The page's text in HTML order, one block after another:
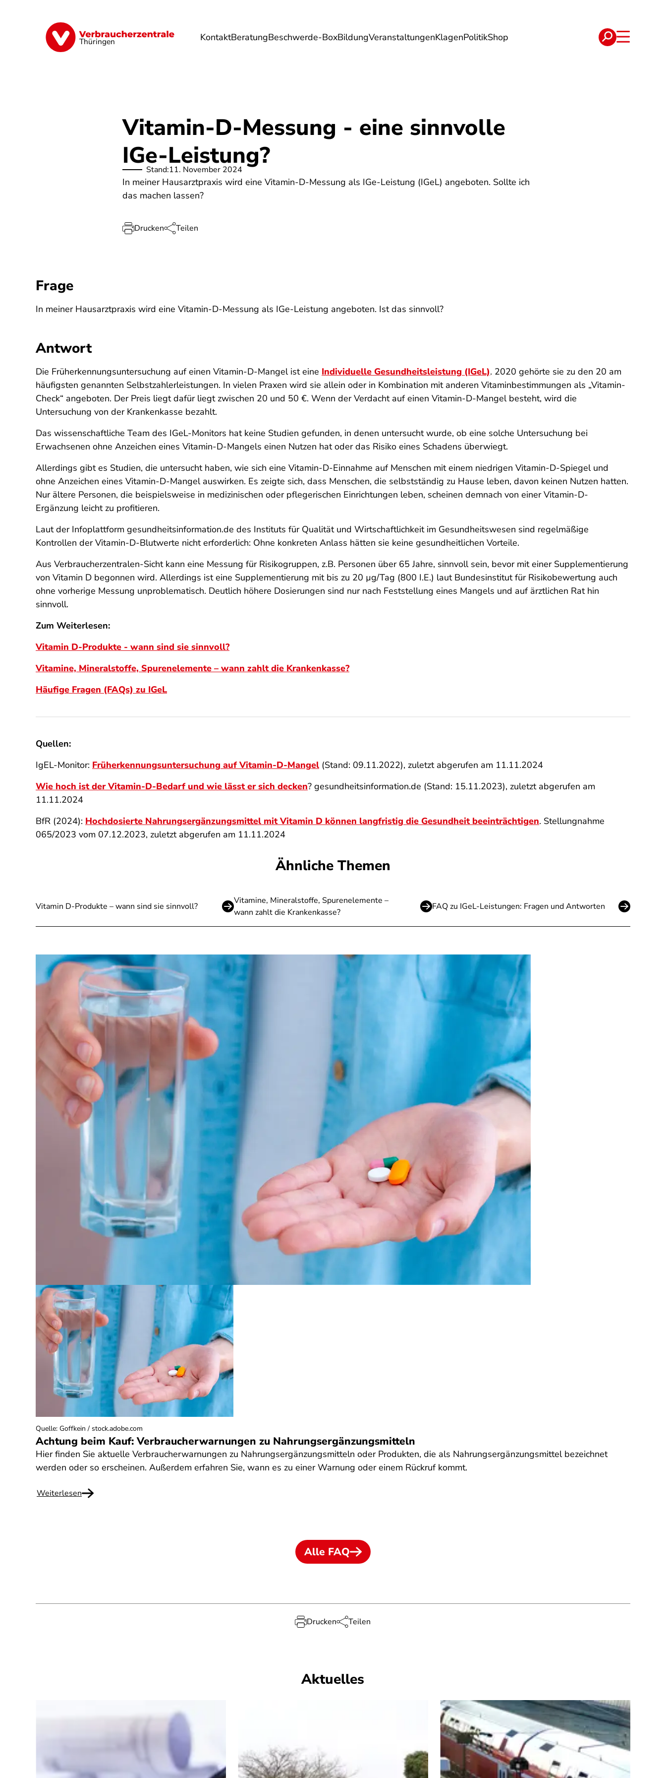
Thüringen KontaktBeratungBeschwerde-BoxBildungVeranstaltungenKlagenPolitikShop
Finanzen Digitales Lebensmittel Umwelt Gesundheit Energie Reise Verträge
Vitamin-D-Messung - eine sinnvolle
IGe-Leistung?
Stand:11. November 2024
In meiner Hausarztpraxis wird eine Vitamin-D-Messung als IGe-Leistung (IGeL) angeboten. Sollte ich
das machen lassen?
Drucken Teilen
Frage
In meiner Hausarztpraxis wird eine Vitamin-D-Messung als IGe-Leistung angeboten. Ist das sinnvoll?
Antwort
Die Früherkennungsuntersuchung auf einen Vitamin-D-Mangel ist eine Individuelle Gesundheitsleistung (IGeL). 2020 gehörte sie zu den 20 am
häufigsten genannten Selbstzahlerleistungen. In vielen Praxen wird sie allein oder in Kombination mit anderen Vitaminbestimmungen als „Vitamin-
Check“ angeboten. Der Preis liegt dafür liegt zwischen 20 und 50 €. Wenn der Verdacht auf einen Vitamin-D-Mangel besteht, wird die
Untersuchung von der Krankenkasse bezahlt.
Das wissenschaftliche Team des IGeL-Monitors hat keine Studien gefunden, in denen untersucht wurde, ob eine solche Untersuchung bei
Erwachsenen ohne Anzeichen eines Vitamin-D-Mangels einen Nutzen hat oder das Risiko eines Schadens überwiegt.
Allerdings gibt es Studien, die untersucht haben, wie sich eine Vitamin-D-Einnahme auf Menschen mit einem niedrigen Vitamin-D-Spiegel und
ohne Anzeichen eines Vitamin-D-Mangel auswirken. Es zeigte sich, dass Menschen, die selbstständig zu Hause leben, davon keinen Nutzen hatten.
Nur ältere Personen, die beispielsweise in medizinischen oder pflegerischen Einrichtungen leben, scheinen demnach von einer Vitamin-D-
Ergänzung leicht zu profitieren.
Laut der Infoplattform gesundheitsinformation.de des Instituts für Qualität und Wirtschaftlichkeit im Gesundheitswesen sind regelmäßige
Kontrollen der Vitamin-D-Blutwerte nicht erforderlich: Ohne konkreten Anlass hätten sie keine gesundheitlichen Vorteile.
Aus Verbraucherzentralen-Sicht kann eine Messung für Risikogruppen, z.B. Personen über 65 Jahre, sinnvoll sein, bevor mit einer Supplementierung
von Vitamin D begonnen wird. Allerdings ist eine Supplementierung mit bis zu 20 µg/Tag (800 I.E.) laut Bundesinstitut für Risikobewertung auch
ohne vorherige Messung unproblematisch. Deutlich höhere Dosierungen sind nur nach Feststellung eines Mangels und auf ärztlichen Rat hin
sinnvoll.
Zum Weiterlesen:
Vitamin D-Produkte - wann sind sie sinnvoll?
Vitamine, Mineralstoffe, Spurenelemente – wann zahlt die Krankenkasse?
Häufige Fragen (FAQs) zu IGeL
Quellen:
IgEL-Monitor: Früherkennungsuntersuchung auf Vitamin-D-Mangel (Stand: 09.11.2022), zuletzt abgerufen am 11.11.2024
Wie hoch ist der Vitamin-D-Bedarf und wie lässt er sich decken? gesundheitsinformation.de (Stand: 15.11.2023), zuletzt abgerufen am
11.11.2024
BfR (2024): Hochdosierte Nahrungsergänzungsmittel mit Vitamin D können langfristig die Gesundheit beeinträchtigen. Stellungnahme
065/2023 vom 07.12.2023, zuletzt abgerufen am 11.11.2024
Ähnliche Themen
Vitamin D-Produkte – wann sind sie sinnvoll?
Vitamine, Mineralstoffe, Spurenelemente –
wann zahlt die Krankenkasse?
FAQ zu IGeL-Leistungen: Fragen und Antworten
Achtung beim Kauf: Verbraucherwarnungen zu Nahrungsergänzungsmitteln
Hier finden Sie aktuelle Verbraucherwarnungen zu Nahrungsergänzungsmitteln oder Produkten, die als Nahrungsergänzungsmittel bezeichnet
werden oder so erscheinen. Außerdem erfahren Sie, wann es zu einer Warnung oder einem Rückruf kommt.
Weiterlesen
Quelle: Goffkein / stock.adobe.com
Alle FAQ
Drucken Teilen
Aktuelles